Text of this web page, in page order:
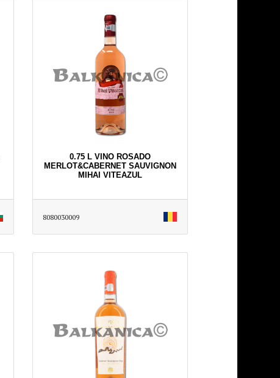
0.75 L VINO ROSADO
MERLOT&CABERNET SAUVIGNON
MIHAI VITEAZUL
8080030009